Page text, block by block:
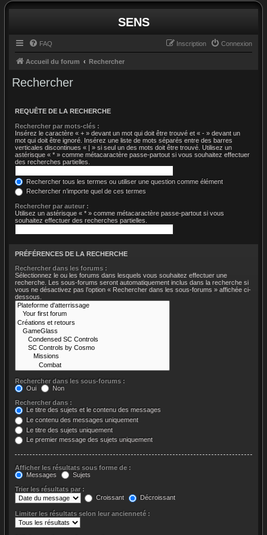
SENS
FAQ Connexion
Inscription
Accueil du forum Rechercher
Rechercher
REQUÊTE DE LA RECHERCHE
Rechercher par mots-clés :
Insérez le caractère « + » devant un mot qui doit être trouvé et « - » devant un
mot qui doit être ignoré. Insérez une liste de mots séparés entre des barres
verticales discontinues « | » si seul un des mots doit être trouvé. Utilisez un
astérisque « * » comme métacaractère passe-partout si vous souhaitez effectuer
des recherches partielles.
Rechercher tous les termes ou utiliser une question comme élément
Rechercher n’importe quel de ces termes
Rechercher par auteur :
Utilisez un astérisque « * » comme métacaractère passe-partout si vous
souhaitez effectuer des recherches partielles.
PRÉFÉRENCES DE LA RECHERCHE
Rechercher dans les forums :
Sélectionnez le ou les forums dans lesquels vous souhaitez effectuer une
recherche. Les sous-forums seront automatiquement inclus dans la recherche si
vous ne désactivez pas l’option « Rechercher dans les sous-forums » affichée ci-
dessous.
Rechercher dans les sous-forums :
Oui
Non
Rechercher dans :
Le titre des sujets et le contenu des messages
Le contenu des messages uniquement
Le titre des sujets uniquement
Le premier message des sujets uniquement
Afficher les résultats sous forme de :
Messages
Sujets
Trier les résultats par :
Croissant
Décroissant
Limiter les résultats selon leur ancienneté :